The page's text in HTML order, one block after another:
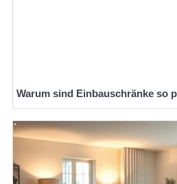
Warum sind Einbauschränke so